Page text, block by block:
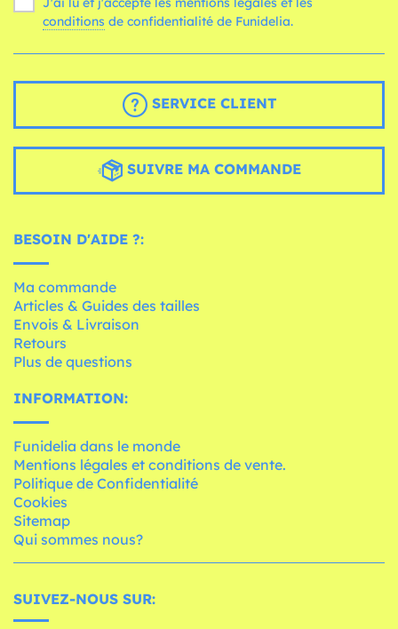
conditions de confidentialité de Funidelia.
SERVICE CLIENT
SUIVRE MA COMMANDE
BESOIN D'AIDE ?:
Ma commande
Articles & Guides des tailles
Envois & Livraison
Retours
Plus de questions
INFORMATION:
Funidelia dans le monde
Mentions légales et conditions de vente.
Politique de Confidentialité
Cookies
Sitemap
Qui sommes nous?
SUIVEZ-NOUS SUR: